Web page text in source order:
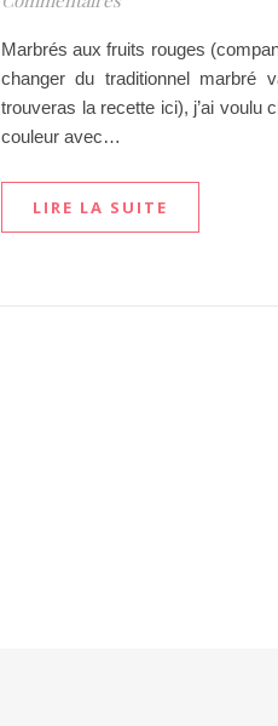
Marbrés aux fruits rouges
changer du traditionnel marbré
trouveras la recette ici), j’ai voulu
couleur avec…
LIRE LA SUITE